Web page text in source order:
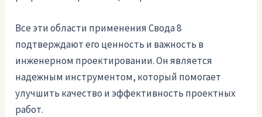
Все эти области применения Свода 8
подтверждают его ценность и важность в
инженерном проектировании. Он является
надежным инструментом, который помогает
улучшить качество и эффективность проектных
работ.